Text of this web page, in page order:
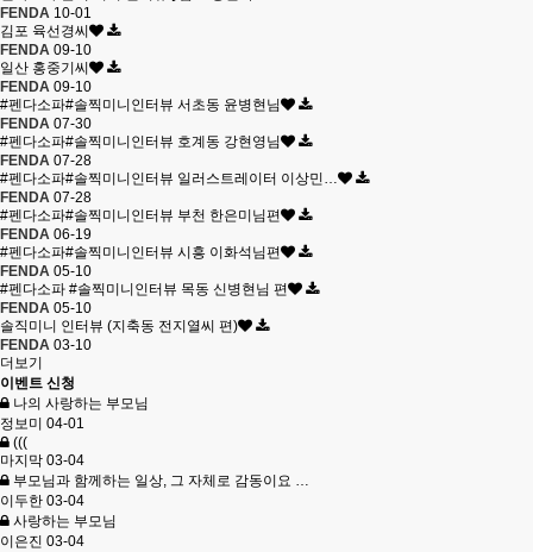
FENDA 10-01
김포 육선경씨
FENDA 09-10
일산 홍중기씨
FENDA 09-10
#펜다소파#솔찍미니인터뷰 서초동 윤병현님
FENDA 07-30
#펜다소파#솔찍미니인터뷰 호계동 강현영님
FENDA 07-28
#펜다소파#솔찍미니인터뷰 일러스트레이터 이상민…
FENDA 07-28
#펜다소파#솔찍미니인터뷰 부천 한은미님편
FENDA 06-19
#펜다소파#솔찍미니인터뷰 시흥 이화석님편
FENDA 05-10
#펜다소파 #솔찍미니인터뷰 목동 신병현님 편
FENDA 05-10
솔직미니 인터뷰 (지축동 전지열씨 편)
FENDA 03-10
더보기
이벤트 신청
나의 사랑하는 부모님
정보미 04-01
(((
마지막 03-04
부모님과 함께하는 일상, 그 자체로 감동이요 …
이두한 03-04
사랑하는 부모님
이은진 03-04